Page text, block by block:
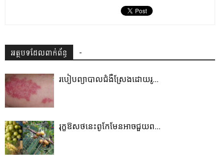
អត្ថបទដែលពាក់ព័ន្ធ -
របៀបព្យាបាលជំងឺស្រែងដោយរូ...
រុក្ខឱសថនេះពូកែមែនអាចជួយព...